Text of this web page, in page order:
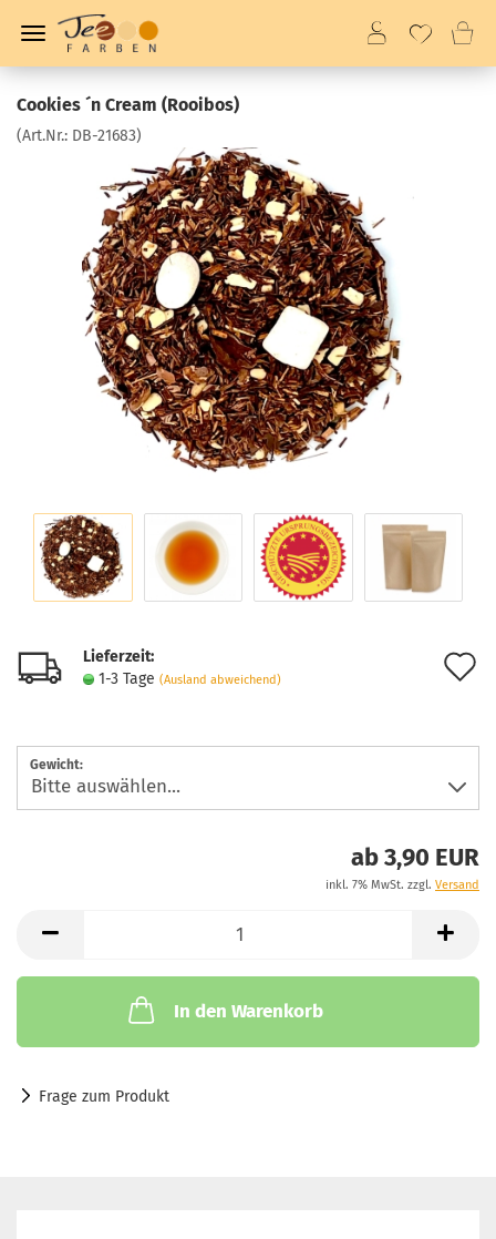
Cookies ´n Cream (Rooibos)
(Art.Nr.: DB-21683)
Lieferzeit:
1-3 Tage (Ausland abweichend)
Gewicht:
ab 3,90 EUR
inkl. 7% MwSt. zzgl. Versand
In den Warenkorb
Frage zum Produkt